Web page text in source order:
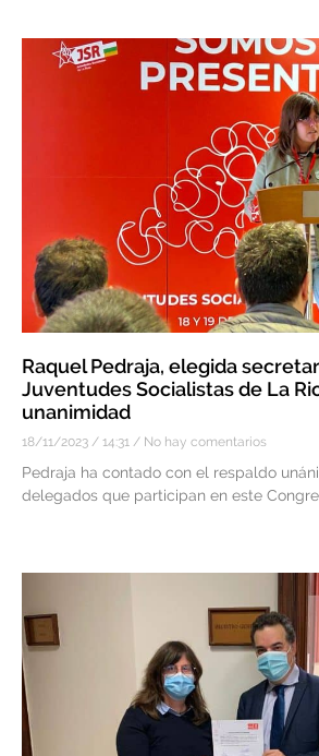
Raquel Pedraja, elegida
Juventudes Socialistas de La
unanimidad
18/11/2023 14:31 No hay comentarios
Pedraja ha contado con el respaldo
delegados que participan en este